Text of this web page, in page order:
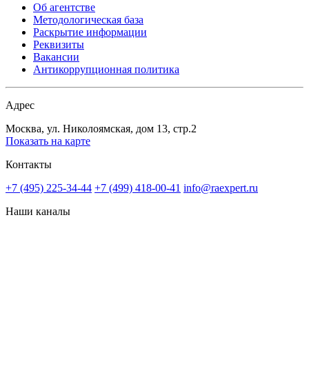
Об агентстве
Методологическая база
Раскрытие информации
Реквизиты
Вакансии
Антикоррупционная политика
Адрес
Москва, ул. Николоямская, дом 13, стр.2
Показать на карте
Контакты
+7 (495) 225-34-44 +7 (499) 418-00-41 info@raexpert.ru
Наши каналы